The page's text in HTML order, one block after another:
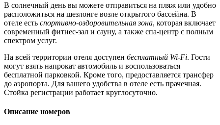
В солнечный день вы можете отправиться на пляж или удобно
расположиться на шезлонге возле открытого бассейна. В
отеле есть спортивно-оздоровительная зона, которая включает
современный фитнес-зал и сауну, а также спа-центр с полным
спектром услуг.
На всей территории отеля доступен бесплатный Wi-Fi. Гости
могут взять напрокат автомобиль и воспользоваться
бесплатной парковкой. Кроме того, предоставляется трансфер
до аэропорта. Для вашего удобства в отеле есть прачечная.
Стойка регистрации работает круглосуточно.
Описание номеров